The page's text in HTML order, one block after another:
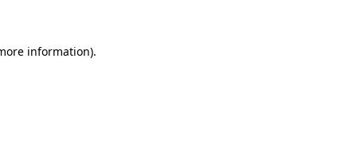
information).